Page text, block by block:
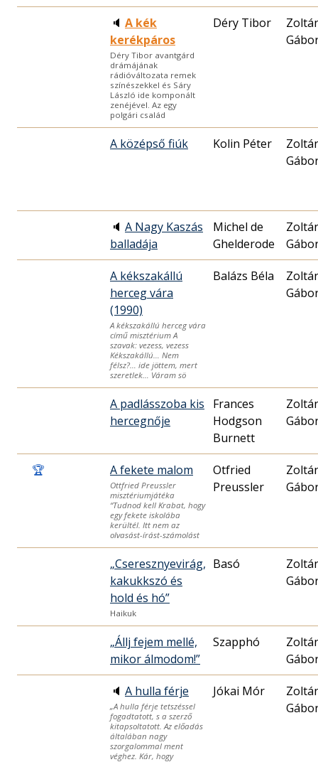
🔈 A kék
kerékpáros
Déry Tibor avantgárd
drámájának
rádióváltozata remek
színészekkel és Sáry
László ide komponált
zenéjével. Az egy
polgári család
Déry Tibor
A középső fiúk Kolin Péter
🔈 A Nagy Kaszás
balladája
Michel de
Ghelderode
A kékszakállú
herceg vára
(1990)
A kékszakállú herceg vára
című misztérium A
szavak: vezess, vezess
Kékszakállú… Nem
félsz?… ide jöttem, mert
szeretlek… Váram sö
Balázs Béla
A padlásszoba kis
hercegnője
Frances
Hodgson
Burnett
🏆 A fekete malom
Ottfried Preussler
misztériumjátéka
“Tudnod kell Krabat, hogy
egy fekete iskolába
kerültél. Itt nem az
olvasást-írást-számolást
Otfried
Preussler
„Cseresznyevirág,
kakukkszó és
hold és hó”
Haikuk
Basó
„Állj fejem mellé,
mikor álmodom!”
Szapphó
🔈 A hulla férje
„A hulla férje tetszéssel
fogadtatott, s a szerző
kitapsoltatott. Az előadás
általában nagy
szorgalommal ment
véghez. Kár, hogy
Jókai Mór